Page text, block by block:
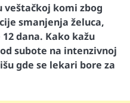
veštačkoj komi zbog
smanjenja želuca,
dana. Kako kažu
subote na intenzivnoj
gde se lekari bore za